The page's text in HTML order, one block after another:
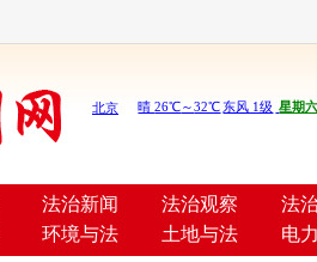
法治新闻 法治观察
法
环境与法 土地与法 电